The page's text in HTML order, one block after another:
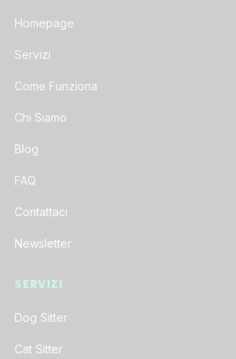
Homepage
Servizi
Come Funziona
Chi Siamo
Blog
FAQ
Contattaci
Newsletter
SERVIZI
Dog Sitter
Cat Sitter